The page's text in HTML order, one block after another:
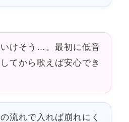
けそう…。最初に低音
てから歌えば安心でき
流れで入れば崩れにく